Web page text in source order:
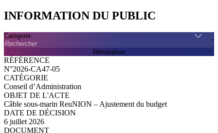
INFORMATION DU PUBLIC
Catégorie
Rechercher
Réinitialiser
N°2026-CA47-05
Conseil d’Administration
Câble sous-marin ReuNION – Ajustement du budget
6 juillet 2026